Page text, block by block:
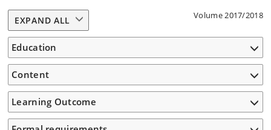
Volume 2017/2018
EXPAND ALL
Education
Content
Learning Outcome